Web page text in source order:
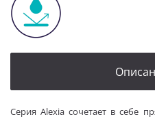
Серия Alexia сочетает в себе